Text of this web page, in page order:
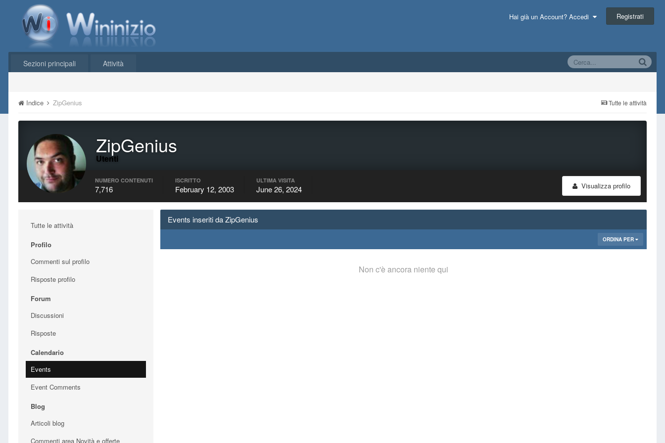
Hai già un Account? Accedi Registrati
Sezioni principali Attività
Tutte le attività
Indice ZipGenius
ZipGenius
Utenti
Visualizza profilo
NUMERO CONTENUTI
7,716
ISCRITTO
February 12, 2003
ULTIMA VISITA
June 26, 2024
Tutte le attività
Profilo
Commenti sul profilo
Risposte profilo
Forum
Discussioni
Risposte
Calendario
Events
Event Comments
Blog
Articoli blog
Commenti area Novità e offerte
Events inseriti da ZipGenius
ORDINA PER
Non c'è ancora niente qui